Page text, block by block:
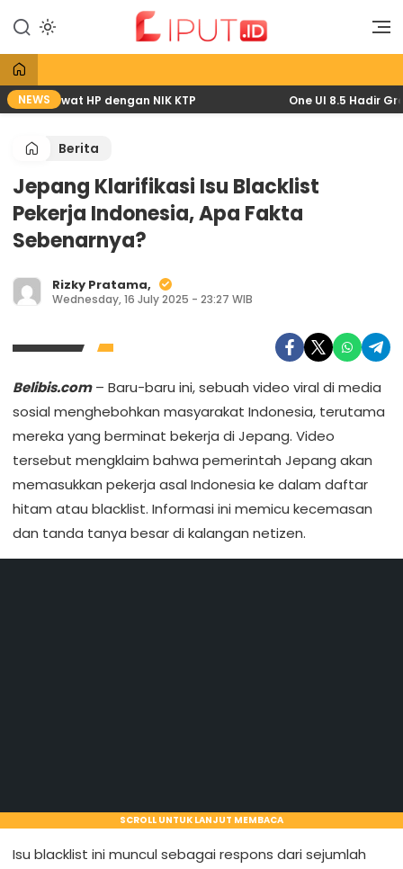
konten
Liput
Liputan Digital
NEWS
lewat HP dengan NIK KTP One UI 8.5 Hadir
Berita
Jepang Klarifikasi Isu Blacklist
Pekerja Indonesia, Apa Fakta
Sebenarnya?
Rizky Pratama,
Wednesday, 16 July 2025 - 23:27 WIB
Belibis.com– Baru-baru ini, sebuah video viral di media
sosial menghebohkan masyarakat Indonesia, terutama
mereka yang berminat bekerja di Jepang. Video
tersebut mengklaim bahwa pemerintah Jepang akan
memasukkan pekerja asal Indonesia ke dalam daftar
hitam atau blacklist. Informasi ini memicu kecemasan
dan tanda tanya besar di kalangan netizen.
SCROLL UNTUK LANJUT MEMBACA
Isu blacklist ini muncul sebagai respons dari sejumlah